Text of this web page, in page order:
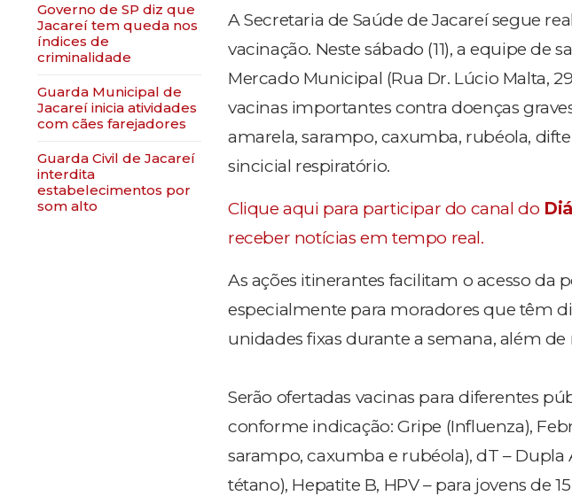
Governo de SP diz que
Jacareí tem queda nos
índices de
criminalidade
Guarda Municipal de
Jacareí inicia atividades
com cães farejadores
Guarda Civil de Jacareí
interdita
estabelecimentos por
som alto
A Secretaria de Saúde de Jacareí segue
vacinação. Neste sábado (11), a equipe de
Mercado Municipal (Rua Dr. Lúcio Malta,
vacinas importantes contra doenças
amarela, sarampo, caxumba, rubéola,
sincicial respiratório.
Clique aqui para participar do canal do
receber notícias em tempo real.
As ações itinerantes facilitam o acesso da
especialmente para moradores que têm
unidades fixas durante a semana, além
Serão ofertadas vacinas para diferentes
conforme indicação:Gripe (Influenza),
sarampo, caxumba e rubéola),dT – Dupla
tétano), Hepatite B, HPV – para jovens de